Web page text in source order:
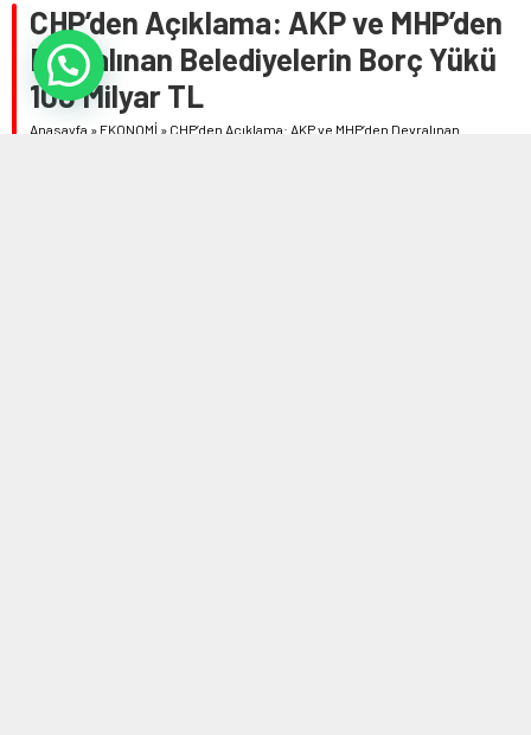
CHP’den Açıklama: AKP ve MHP’den
Devralınan Belediyelerin Borç Yükü
100 Milyar TL
Anasayfa » EKONOMİ » CHP’den Açıklama: AKP ve MHP’den Devralınan